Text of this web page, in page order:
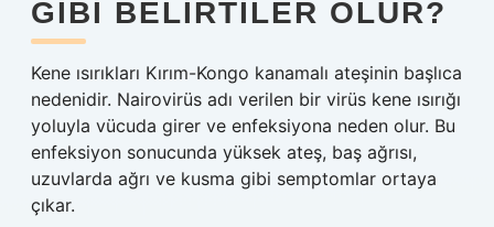
GIBI BELIRTILER OLUR?
Kene ısırıkları Kırım-Kongo kanamalı ateşinin başlıca
nedenidir. Nairovirüs adı verilen bir virüs kene ısırığı
yoluyla vücuda girer ve enfeksiyona neden olur. Bu
enfeksiyon sonucunda yüksek ateş, baş ağrısı,
uzuvlarda ağrı ve kusma gibi semptomlar ortaya
çıkar.